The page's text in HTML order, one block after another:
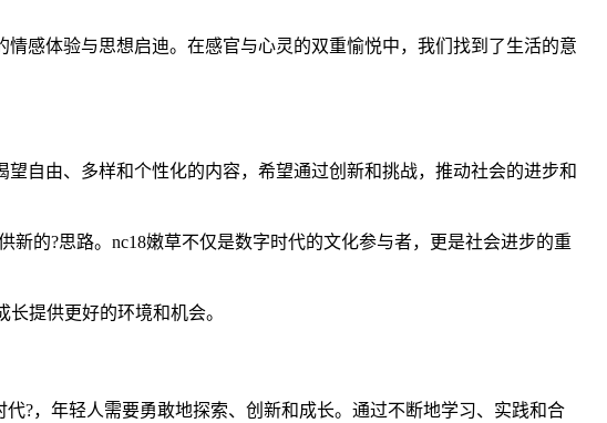
感体验与思想启迪。在感官与心灵的双重愉悦中，我们找到了生活的意
自由、多样和个性化的内容，希望通过创新和挑战，推动社会的进步和
的?思路。nc18嫩草不仅是数字时代的文化参与者，更是社会进步的重
提供更好的环境和机会。
?，年轻人需要勇敢地探索、创新和成长。通过不断地学习、实践和合